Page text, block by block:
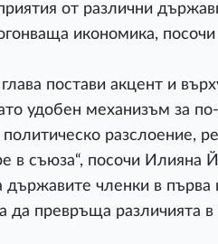
от различни
икономика, посочи
постави акцент и
удобен механизъм за
политическо разслоение,
в съюза“, посочи Илияна
членки в първа
да превръща различията